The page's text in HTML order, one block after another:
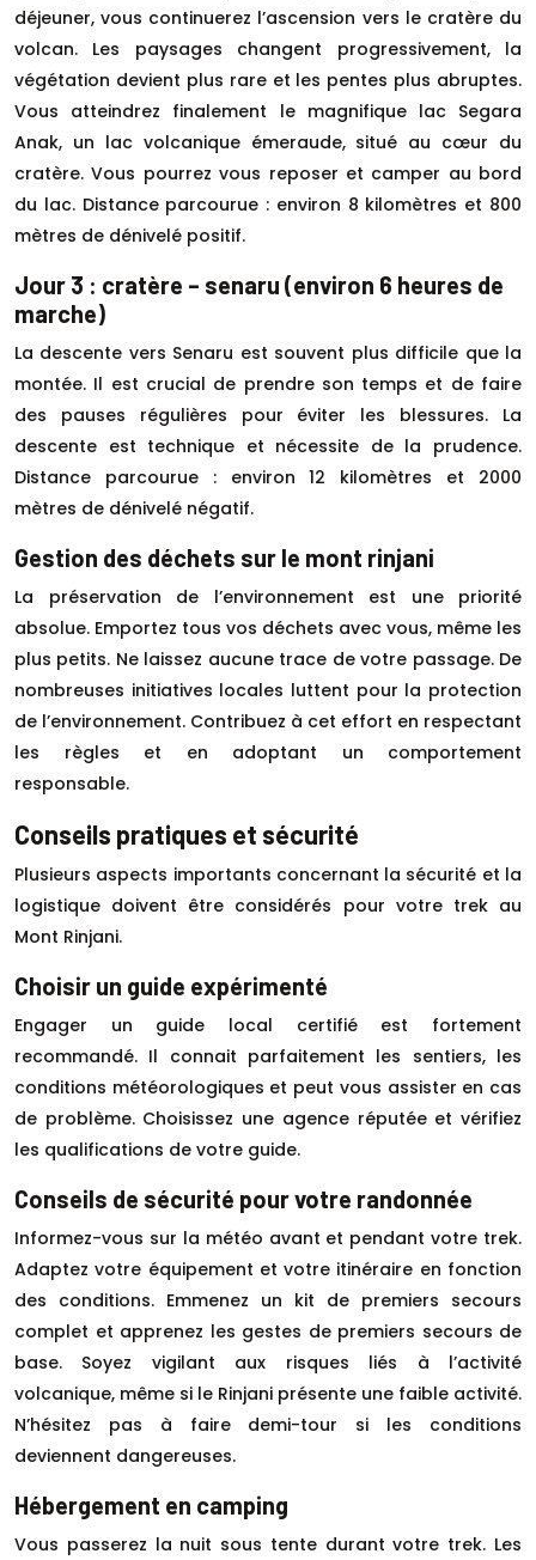
déjeuner, vous continuerez l’ascension vers le cratère du
volcan. Les paysages changent progressivement, la
végétation devient plus rare et les pentes plus abruptes.
Vous atteindrez finalement le magnifique lac Segara
Anak, un lac volcanique émeraude, situé au cœur du
cratère. Vous pourrez vous reposer et camper au bord
du lac. Distance parcourue : environ 8 kilomètres et 800
mètres de dénivelé positif.
Jour 3 : cratère – senaru (environ 6 heures de
marche)
La descente vers Senaru est souvent plus difficile que la
montée. Il est crucial de prendre son temps et de faire
des pauses régulières pour éviter les blessures. La
descente est technique et nécessite de la prudence.
Distance parcourue : environ 12 kilomètres et 2000
mètres de dénivelé négatif.
Gestion des déchets sur le mont rinjani
La préservation de l’environnement est une priorité
absolue. Emportez tous vos déchets avec vous, même les
plus petits. Ne laissez aucune trace de votre passage. De
nombreuses initiatives locales luttent pour la protection
de l’environnement. Contribuez à cet effort en respectant
les règles et en adoptant un comportement
responsable.
Conseils pratiques et sécurité
Plusieurs aspects importants concernant la sécurité et la
logistique doivent être considérés pour votre trek au
Mont Rinjani.
Choisir un guide expérimenté
Engager un guide local certifié est fortement
recommandé. Il connait parfaitement les sentiers, les
conditions météorologiques et peut vous assister en cas
de problème. Choisissez une agence réputée et vérifiez
les qualifications de votre guide.
Conseils de sécurité pour votre randonnée
Informez-vous sur la météo avant et pendant votre trek.
Adaptez votre équipement et votre itinéraire en fonction
des conditions. Emmenez un kit de premiers secours
complet et apprenez les gestes de premiers secours de
base. Soyez vigilant aux risques liés à l’activité
volcanique, même si le Rinjani présente une faible activité.
N’hésitez pas à faire demi-tour si les conditions
deviennent dangereuses.
Hébergement en camping
Vous passerez la nuit sous tente durant votre trek. Les